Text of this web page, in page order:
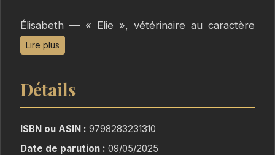
Élisabeth — « Elie », vétérinaire au caractère
bien trempé — quitte la France avec ses
enfants, Tom, Camille et Alex, pour reprendre
Unis. Elle pensait tourner la page. Elle ne
s’attendait pas à croiser la route des Howling
et aux bras étonnamment accueillants.
Lire plus
Détails
ISBN ou ASIN : 9798283231310
Date de parution : 09/05/2025